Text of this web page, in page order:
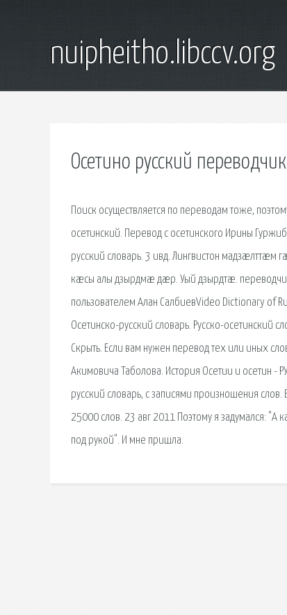
nuipheitho.libccv.org
Осетино русский
Поиск осуществляется по переводам тоже,
осетинский. Перевод с осетинского Ирины
русский словарь. 3 ивд. Лингвистон
кæсы алы дзырдмæ дæр. Уый дзырдтæ.
пользователем Алан СалбиевVideo Dictionary of
Осетинско-русский словарь. Русско-осетинский
Скрыть. Если вам нужен перевод тех или иных
Акимовича Таболова. История Осетии и осетин -
русский словарь, с записями произношения
25000 слов. 23 авг 2011 Поэтому я задумался: "А
под рукой". И мне пришла.